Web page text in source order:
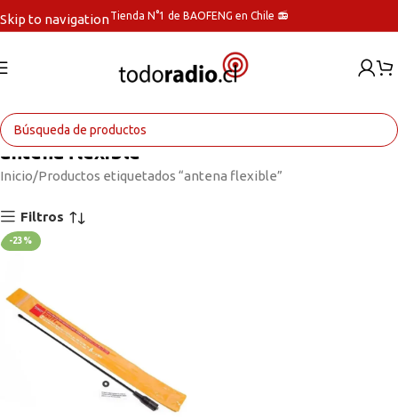
Skip to navigationTienda N°1 de BAOFENG en Chile 📻
antena flexible
Inicio Productos etiquetados “antena flexible”
Filtros
-23%